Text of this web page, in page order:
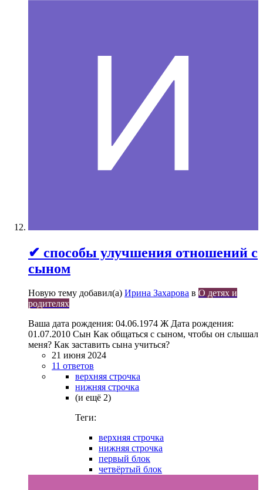
✔ способы улучшения отношений с
сыном
Новую тему добавил(а) Ирина Захарова в О детях и
родителях
Ваша дата рождения: 04.06.1974 Ж Дата рождения:
01.07.2010 Сын Как общаться с сыном, чтобы он слышал
меня? Как заставить сына учиться?
21 июня 2024
11 ответов
верхняя строчка
нижняя строчка
(и ещё 2)
Теги:
верхняя строчка
нижняя строчка
первый блок
четвёртый блок